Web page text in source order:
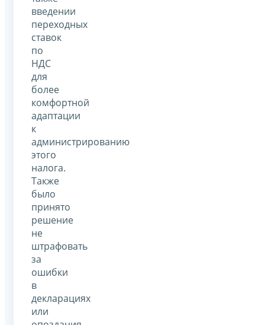
введении
переходных
ставок
по
НДС
для
более
комфортной
адаптации
к
администрированию
этого
налога.
Также
было
принято
решение
не
штрафовать
за
ошибки
в
декларациях
или